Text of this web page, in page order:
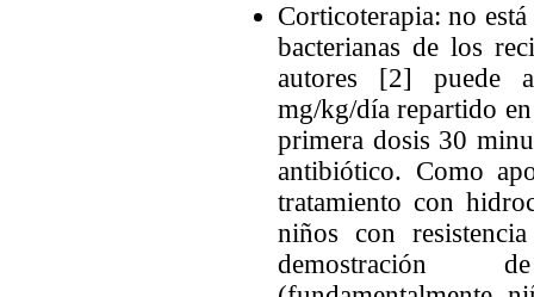
Corticoterapia: no
bacterianas de los
autores [2] puede
mg/kg/día repartido
primera dosis 30
antibiótico. Como
tratamiento con
niños con
demostración